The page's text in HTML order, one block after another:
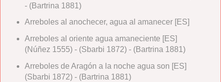
- (Bartrina 1881)
Arreboles al anochecer, agua al amanecer [ES]
Arreboles al oriente agua amaneciente [ES]
(Núñez 1555) - (Sbarbi 1872) - (Bartrina 1881)
Arreboles de Aragón a la noche agua son [ES]
(Sbarbi 1872) - (Bartrina 1881)